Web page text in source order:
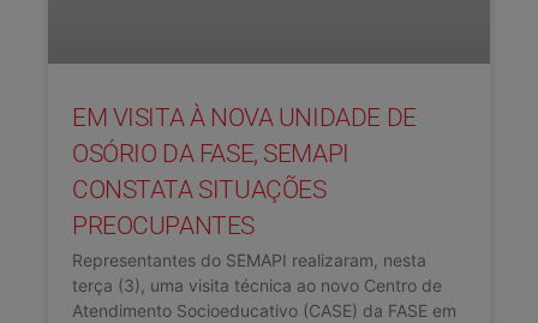
EM VISITA À NOVA UNIDADE DE
OSÓRIO DA FASE, SEMAPI
CONSTATA SITUAÇÕES
PREOCUPANTES
Representantes do SEMAPI realizaram, nesta
terça (3), uma visita técnica ao novo Centro de
Atendimento Socioeducativo (CASE) da FASE em